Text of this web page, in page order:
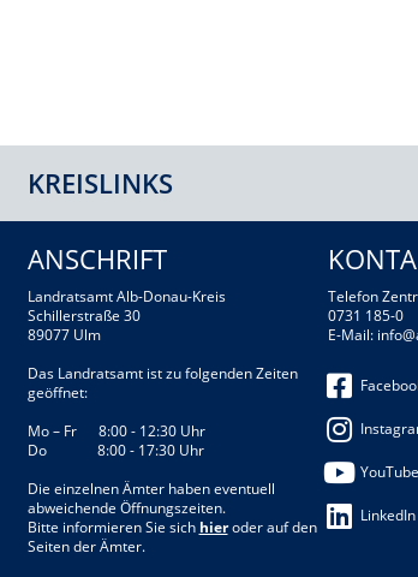
KREISLINKS
ANSCHRIFT
Landratsamt Alb-Donau-Kreis
Schillerstraße 30
89077 Ulm
Das Landratsamt ist zu folgenden Zeiten
geöffnet:
Mo – Fr 8:00 - 12:30 Uhr
Do 8:00 - 17:30 Uhr
Die einzelnen Ämter haben eventuell
abweichende Öffnungszeiten.
Bitte informieren Sie sich hieroder auf den
Seiten der Ämter.
Telefon
0731 185-0
E-Mail:
YouTube
LinkedIn